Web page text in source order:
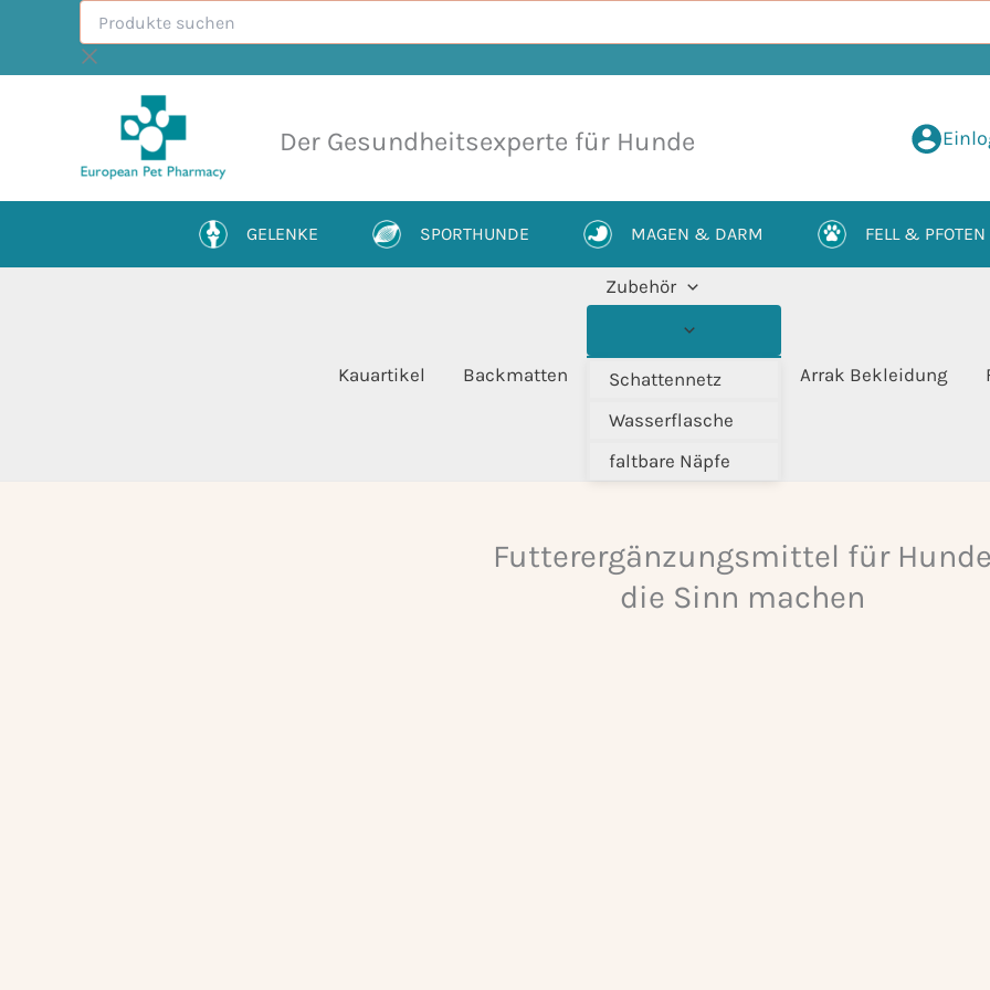
springen
Produkte
suchen
Der Gesundheitsexperte für Hunde
GELENKE SPORTHUNDE MAGEN & DARM FELL & PFOTEN
Kauartikel Backmatten
Zubehör
Schattennetz
Wasserflasche
faltbare Näpfe
Arrak Bekleidung
Futterergänzungsmittel für
die Sinn machen